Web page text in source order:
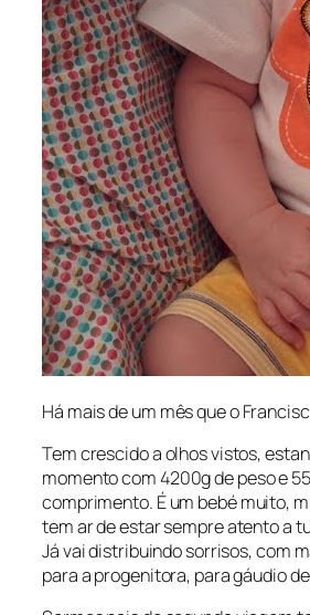
Há mais de um mês que o
Tem crescido a olhos vistos,
momento com 4200g de peso e
comprimento. É um bebé muito,
tem ar de estar sempre atento a
Já vai distribuindo sorrisos, com
para a progenitora, para gáudio